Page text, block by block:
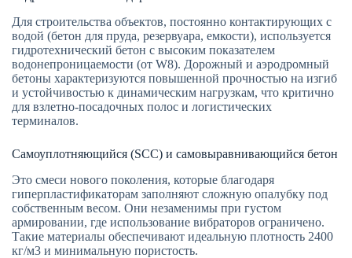
Для строительства объектов, постоянно контактирующих с
водой (бетон для пруда, резервуара, емкости), используется
гидротехнический бетон с высоким показателем
водонепроницаемости (от W8). Дорожный и аэродромный
бетоны характеризуются повышенной прочностью на изгиб
и устойчивостью к динамическим нагрузкам, что критично
для взлетно-посадочных полос и логистических
терминалов.
Самоуплотняющийся (SCC) и самовыравнивающийся бетон
Это смеси нового поколения, которые благодаря
гиперпластификаторам заполняют сложную опалубку под
собственным весом. Они незаменимы при густом
армировании, где использование вибраторов ограничено.
Такие материалы обеспечивают идеальную плотность 2400
кг/м3 и минимальную пористость.